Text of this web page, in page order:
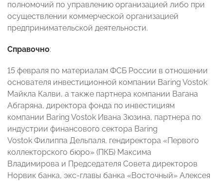
полномочий по управлению организацией либо при
осуществлении коммерческой организацией
предпринимательской деятельности.
Справочно:
15 февраля по материалам ФСБ России в отношении
основателя инвестиционной компании Baring Vostok
Майкла Калви, а также партнера компании Вагана
Абгаряна, директора фонда по инвестициям
компании Baring Vostok Ивана Зюзина, партнера по
индустрии финансового сектора Baring
Vostok Филиппа Дельпаля, гендиректора «Первого
коллекторского бюро» (ПКБ) Максима
Владимирова и Председателя Совета директоров
Норвик банка, экс-главы банка «Восточный» Алексея